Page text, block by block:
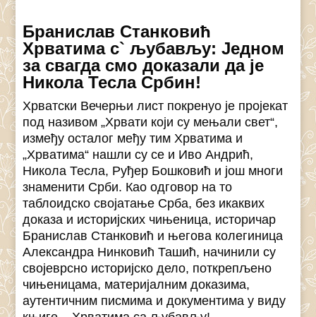
Бранислав Станковић
Хрватима с` љубављу: Једном
за свагда смо доказали да је
Никола Тесла Србин!
Хрватски Вечерњи лист покренуо је пројекат
под називом „Хрвати који су мењали свет“,
између осталог међу тим Хрватима и
„Хрватима“ нашли су се и Иво Андрић,
Никола Тесла, Руђер Бошковић и још многи
знаменити Срби. Као одговор на то
таблоидско својатање Срба, без икаквих
доказа и историјских чињеница, историчар
Бранислав Станковић и његова колегиница
Александра Нинковић Ташић, начинили су
својеврсно историјско дело, поткрепљено
чињеницама, материјалним доказима,
аутентичним писмима и документима у виду